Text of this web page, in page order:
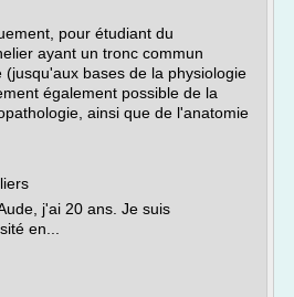
pour étudiant du
ayant un tronc commun
bases de la physiologie
également possible de la
ainsi que de l'anatomie
j'ai 20 ans. Je suis
en...